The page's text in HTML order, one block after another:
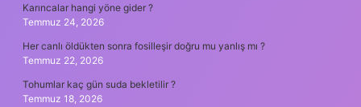
Karıncalar hangi yöne gider ?
Temmuz 24, 2026
Her canlı öldükten sonra fosilleşir doğru mu yanlış mı ?
Temmuz 22, 2026
Tohumlar kaç gün suda bekletilir ?
Temmuz 18, 2026